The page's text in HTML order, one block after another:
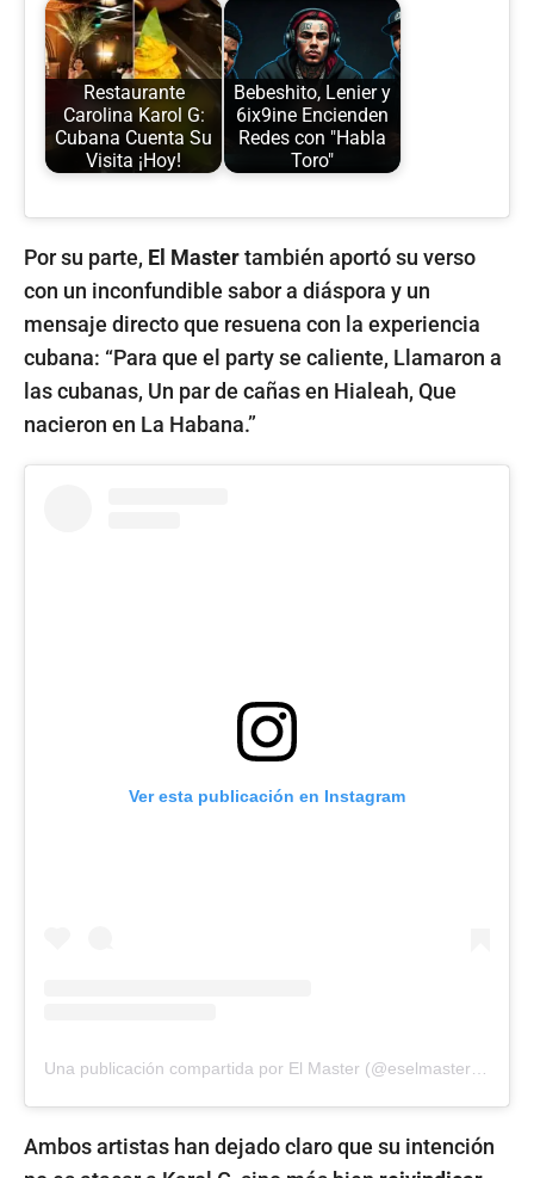
Restaurante
Carolina Karol G:
Cubana Cuenta Su
Visita ¡Hoy!
Bebeshito, Lenier y
6ix9ine Encienden
Redes con "Habla
Toro"
Por su parte, El Mastertambién aportó su verso
con un inconfundible sabor a diáspora y un
mensaje directo que resuena con la experiencia
cubana: “Para que el party se caliente, Llamaron a
las cubanas, Un par de cañas en Hialeah, Que
nacieron en La Habana.”
Ver esta publicación en Instagram
Ambos artistas han dejado claro que su intención